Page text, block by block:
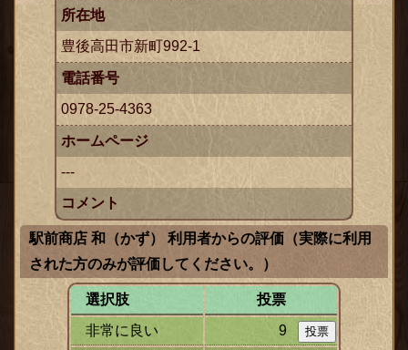
所在地
豊後高田市新町992-1
電話番号
0978-25-4363
ホームページ
---
コメント
駅前商店 和（かず） 利用者からの評価（実際に利用
された方のみが評価してください。）
選択肢
投票
非常に良い
9